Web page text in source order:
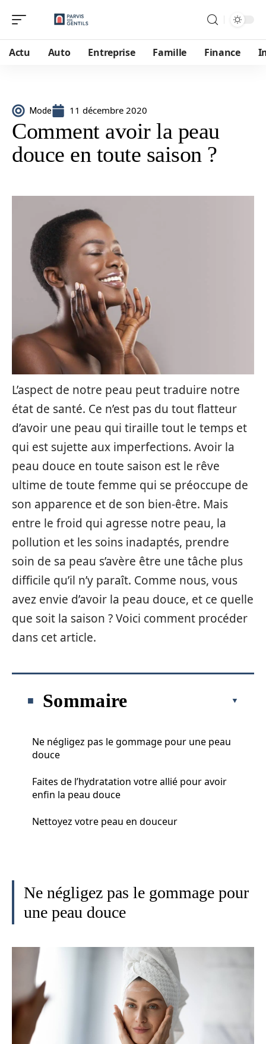
Actu Auto Entreprise Famille Finance
Mode 11 décembre 2020
Comment avoir la peau
douce en toute saison ?
L’aspect de notre peau peut traduire notre
état de santé. Ce n’est pas du tout flatteur
d’avoir une peau qui tiraille tout le temps et
qui est sujette aux imperfections. Avoir la
peau douce en toute saison est le rêve
ultime de toute femme qui se préoccupe de
son apparence et de son bien-être. Mais
entre le froid qui agresse notre peau, la
pollution et les soins inadaptés, prendre
soin de sa peau s’avère être une tâche plus
difficile qu’il n’y paraît. Comme nous, vous
avez envie d’avoir la peau douce, et ce quelle
que soit la saison ? Voici comment procéder
dans cet article.
Sommaire
Ne négligez pas le gommage pour une peau
douce
Faites de l’hydratation votre allié pour avoir
enfin la peau douce
Nettoyez votre peau en douceur
Ne négligez pas le gommage pour
une peau douce